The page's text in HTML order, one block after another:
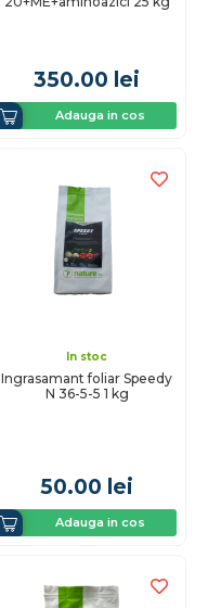
350.00 lei
Adauga in cos
In stoc
Ingrasamant foliar Speedy
N 36-5-5 1 kg
50.00 lei
Adauga in cos